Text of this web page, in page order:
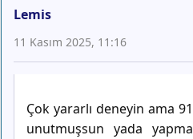
Lemis
11 Kasım 2025, 11:16
Çok yararlı deneyin ama
unutmuşsun yada